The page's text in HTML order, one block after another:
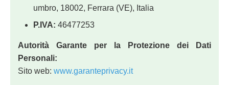
umbro, 18002, Ferrara (VE), Italia
P.IVA: 46477253
Autorità Garante per la Protezione dei Dati
Personali:
Sito web: www.garanteprivacy.it